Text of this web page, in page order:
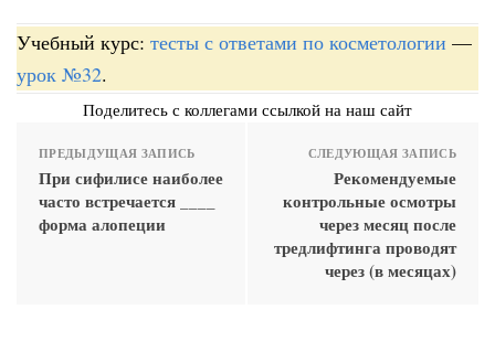
Учебный курс: тесты с ответами по косметологии —
урок №32.
Поделитесь с коллегами ссылкой на наш сайт
ПРЕДЫДУЩАЯ ЗАПИСЬ
При сифилисе наиболее
часто встречается ____
форма алопеции
СЛЕДУЮЩАЯ ЗАПИСЬ
Рекомендуемые
контрольные осмотры
через месяц после
тредлифтинга проводят
через (в месяцах)